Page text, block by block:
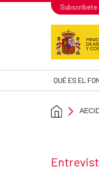
Skip to Main Content
EntrevistaSubscríbete
QUÉ ES EL
News